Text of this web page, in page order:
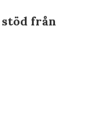
från